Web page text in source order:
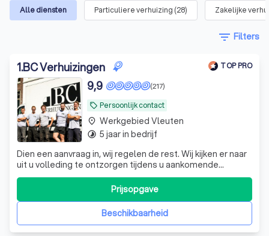
Alle diensten Particuliere verhuizing (28) Zakelijke
filter_list Filters
1.BC Verhuizingen TOP PRO
local_offer Persoonlijk contact
(217)
9,9
Dien een aanvraag in, wij regelen de rest. Wij kijken er naar
uit u volleding te ontzorgen tijdens u aankomende
verhuizing!
Beschikbaarheid
Prijsopgave
place Werkgebied Vleuten
timelapse 5 jaar in bedrijf